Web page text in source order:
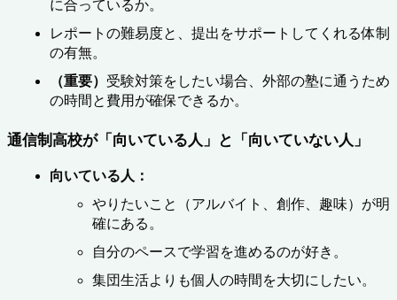
に合っているか。
レポートの難易度と、提出をサポートしてくれる体制
の有無。
（重要） 受験対策をしたい場合、外部の塾に通うため
の時間と費用が確保できるか。
通信制高校が「向いている人」と「向いていない人」
向いている人：
やりたいこと（アルバイト、創作、趣味）が明
確にある。
自分のペースで学習を進めるのが好き。
集団生活よりも個人の時間を大切にしたい。